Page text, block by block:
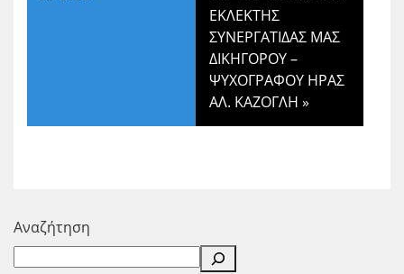
ΕΚΛΕΚΤΗΣ
ΣΥΝΕΡΓΑΤΙΔΑΣ ΜΑΣ
ΔΙΚΗΓΟΡΟΥ –
ΨΥΧΟΓΡΑΦΟΥ ΗΡΑΣ
ΑΛ. ΚΑΖΟΓΛΗ »
Αναζήτηση